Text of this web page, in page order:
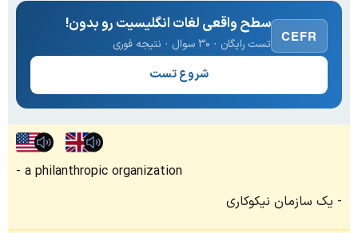
CEFR
سطح واقعی لغات انگلیسیت رو بدون!
تست رایگان · ۳۰ سوال · نتیجه فوری
شروع تست
a philanthropic organization
یک سازمان نیکوکاری